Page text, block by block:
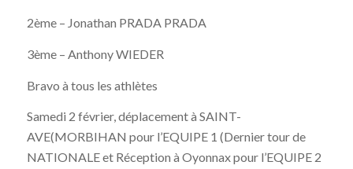
2ème – Jonathan PRADA PRADA
3ème – Anthony WIEDER
Bravo à tous les athlètes
Samedi 2 février, déplacement à SAINT-
AVE(MORBIHAN pour l’EQUIPE 1 (Dernier tour de
NATIONALE et Réception à Oyonnax pour l’EQUIPE 2